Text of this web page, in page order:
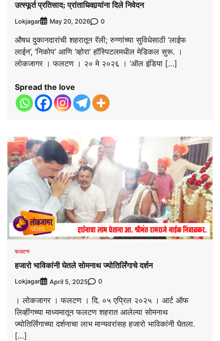
उत्स्फूर्त प्रतिसाद; प्रांताधिकार्‍यांना दिले निवेदन
Lokjagar May 20, 2026 0
औषध दुकानदारांची शहरातून रॅली; रुग्णांच्या सुविधेसाठी ‘लाईफ
लाईन’, ‘निकोप’ आणि ‘व्होरा’ हॉस्पिटलमधील मेडिकल सुरू. ।
लोकजागर । फलटण । २० मे २०२६ । ‘ऑल इंडिया […]
Spread the love
फलटण
हजारो भाविकांनी घेतले सोमनाथ ज्योतिर्लिंगाचे दर्शन
Lokjagar April 5, 2025 0
। लोकजागर । फलटण । दि. ०५ एप्रिल २०२५ । आर्ट ऑफ
लिव्हींगच्या माध्यमातून फलटण शहरात आलेल्या सोमनाथ
ज्योतिर्लिंगाच्या दर्शनाचा लाभ मान्यवरांसह हजारो भाविकांनी घेतला.
[…]